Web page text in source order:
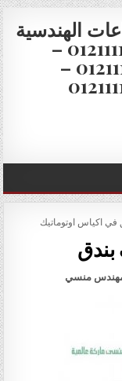
الهندسية
والتغليف الحديث 01211116954 –
01211116955 – 01211116956 –
في اكياس اوتوماتيك
بندق
منسي